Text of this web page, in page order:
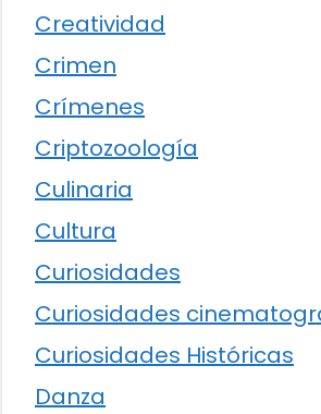
Creatividad
Crimen
Crímenes
Criptozoología
Culinaria
Cultura
Curiosidades
Curiosidades
Curiosidades Históricas
Danza